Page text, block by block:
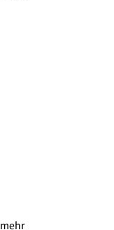
mehr